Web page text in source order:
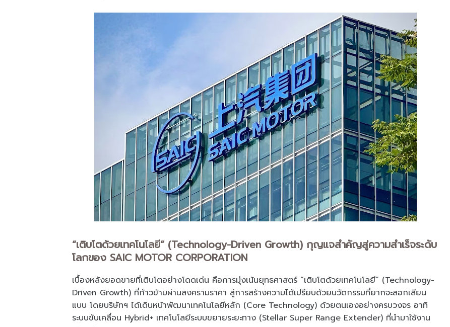
“เติบโตด้วยเทคโนโลยี” (Technology-Driven Growth) กุญแจสำคัญสู่ความสำเร็จระดับ
โลกของ SAIC MOTOR CORPORATION
เบื้องหลังยอดขายที่เติบโตอย่างโดดเด่น คือการมุ่งเน้นยุทธศาสตร์ “เติบโตด้วยเทคโนโลยี” (Technology-
Driven Growth) ที่ก้าวข้ามผ่านสงครามราคา สู่การสร้างความได้เปรียบด้วยนวัตกรรมที่ยากจะลอกเลียน
แบบ โดยบริษัทฯ ได้เดินหน้าพัฒนาเทคโนโลยีหลัก (Core Technology) ด้วยตนเองอย่างครบวงจร อาทิ
ระบบขับเคลื่อน Hybrid+ เทคโนโลยีระบบขยายระยะทาง (Stellar Super Range Extender) ที่นำมาใช้งาน